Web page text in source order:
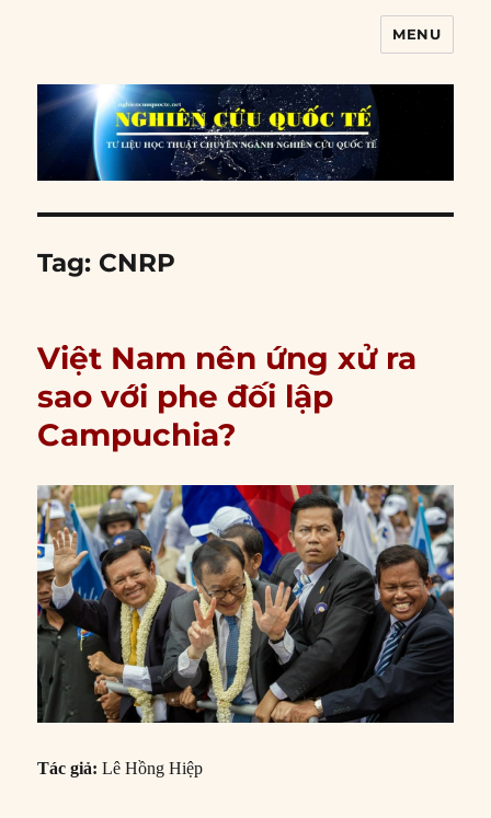
MENU
Tag: CNRP
Việt Nam nên ứng xử ra
sao với phe đối lập
Campuchia?
Tác giả:Lê Hồng Hiệp